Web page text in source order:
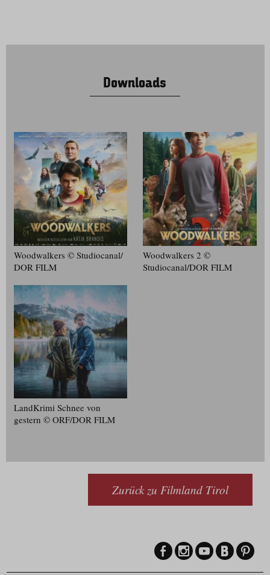
Downloads
Woodwalkers © Studiocanal/​
DOR FILM
Woodwalkers 2 ©
Studiocanal/​DOR FILM
LandKrimi Schnee von
gestern © ORF/​DOR FILM
Zurück zu Filmland Tirol